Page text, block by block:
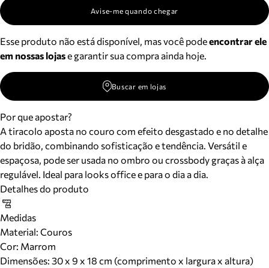
Avise-me quando chegar
Esse produto não está disponível, mas você podeencontrar ele
em nossas lojase garantir sua compra ainda hoje.
Buscar em lojas
Por que apostar?
A tiracolo aposta no couro com efeito desgastado e no detalhe
do bridão, combinando sofisticação e tendência. Versátil e
espaçosa, pode ser usada no ombro ou crossbody graças à alça
regulável. Ideal para looks office e para o dia a dia.
Detalhes do produto
Medidas
Material: Couros
Cor: Marrom
Dimensões: 30 x 9 x 18 cm (comprimento x largura x altura)